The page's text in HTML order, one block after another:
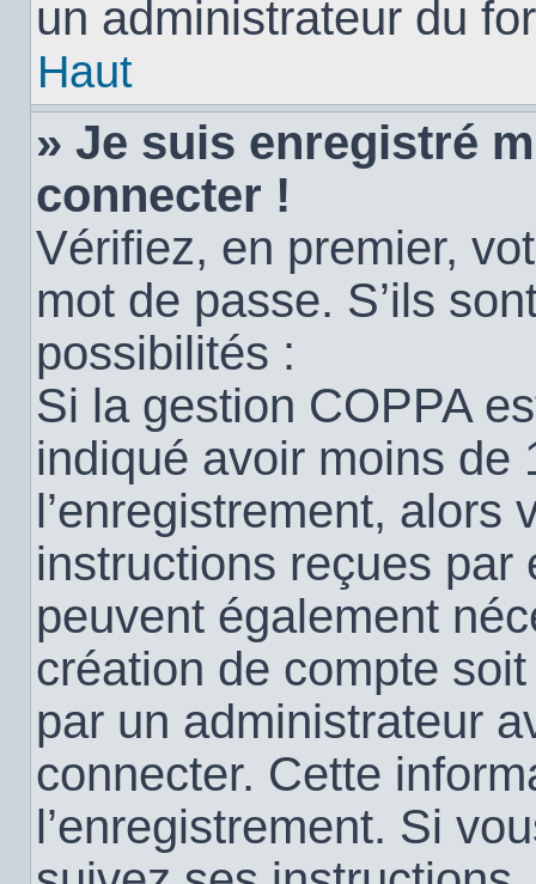
un administrateur du
Haut
» Je suis enregistré
connecter !
Vérifiez, en premier,
mot de passe. S’ils
possibilités :
Si la gestion COPPA
indiqué avoir moins de
l’enregistrement, alors
instructions reçues par
peuvent également
création de compte
par un administrateur
connecter. Cette
l’enregistrement. Si